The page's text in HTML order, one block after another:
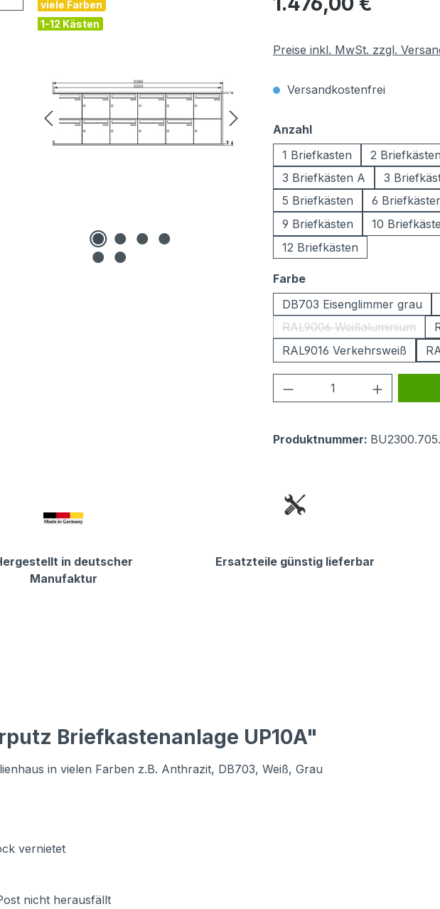
viele Farben
1-12 Kästen
Preise inkl. MwSt. zzgl.
Versandkostenfrei
Anzahlauswählen
1 Briefkasten
2
3 Briefkästen A
3
5 Briefkästen
6
9 Briefkästen
10
12 Briefkästen
Farbeauswählen
DB703 Eisenglimmer grau
RAL9006 Weißaluminium
(Diese Option ist
RAL9016 Verkehrsweiß
Produkt Anzahl:
Produktnummer:
in deutscher
Manufaktur
Ersatzteile günstig lieferbar
Briefkastenanlage UP10A"
in vielen Farben z.B. Anthrazit, DB703, Weiß, Grau
vernietet
nicht herausfällt